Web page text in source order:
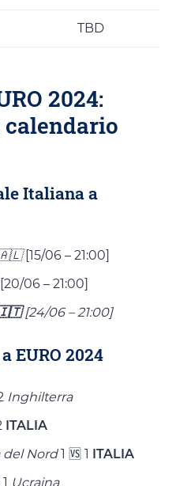
TBD
2024:
Italiana a
🇦🇱[15/06 – 21:00]
06 – 21:00]
🇮🇹[24/06 – 21:00]
EURO 2024
Inghilterra
ITALIA
del Nord1 🆚 1
ITALIA
Ucraina